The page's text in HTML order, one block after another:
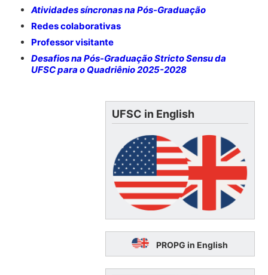
Atividades síncronas naPós-Graduação
Redes colaborativas
Professor visitante
Desafios na Pós-Graduação Stricto Sensu da
UFSC para o Quadriênio 2025-2028
UFSC in English
PROPG in English